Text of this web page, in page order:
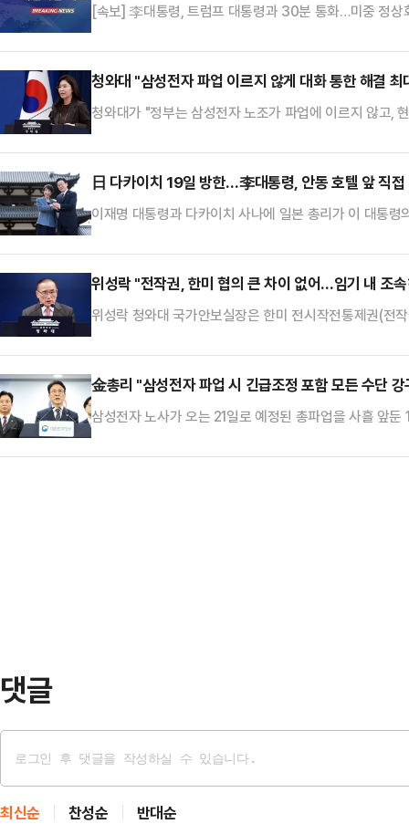
[속보] 李대통령, 트럼프 대통령과 30분 통화…미중 정상
청와대 "삼성전자 파업 이르지 않게 대화 통한 해결 최
청와대가 "정부는 삼성전자 노조가 파업에 이르지 않고,
다"며 이 같이 말했다.강 수석대변인은 "국내총생산
이기도 하다. 협력업체도 1700여 개에 달하는 매우 중요
日 다카이치 19일 방한…李대통령, 안동 호텔 앞 직접
이재명 대통령과 다카이치 사나에 일본 총리가 이 대통
금년 들어 두 번째 셔틀외교로, 지난 1월 13일 일본 나라
대변인은 "이번 만남은 다카이치 총리의 고향인 나라현
위성락 "전작권, 한미 협의 큰 차이 없어…임기 내 조
위성락 청와대 국가안보실장은 한미 전시작전통제권(전
브'에 출연해 "양국 사이에 (전환 시기와 관련) 5년∼10
위 실장은 "올해 하반기 (전작권 전환) 로드맵을 만들 것
金총리 "삼성전자 파업 시 긴급조정 포함 모든 수단
삼성전자 노사가 오는 21일로 예정된 총파업을 사흘 앞
모든 대응 수단을 강구하지 않을 수 없다"고 했다.김 총
댓글
최신순 찬성순 반대순